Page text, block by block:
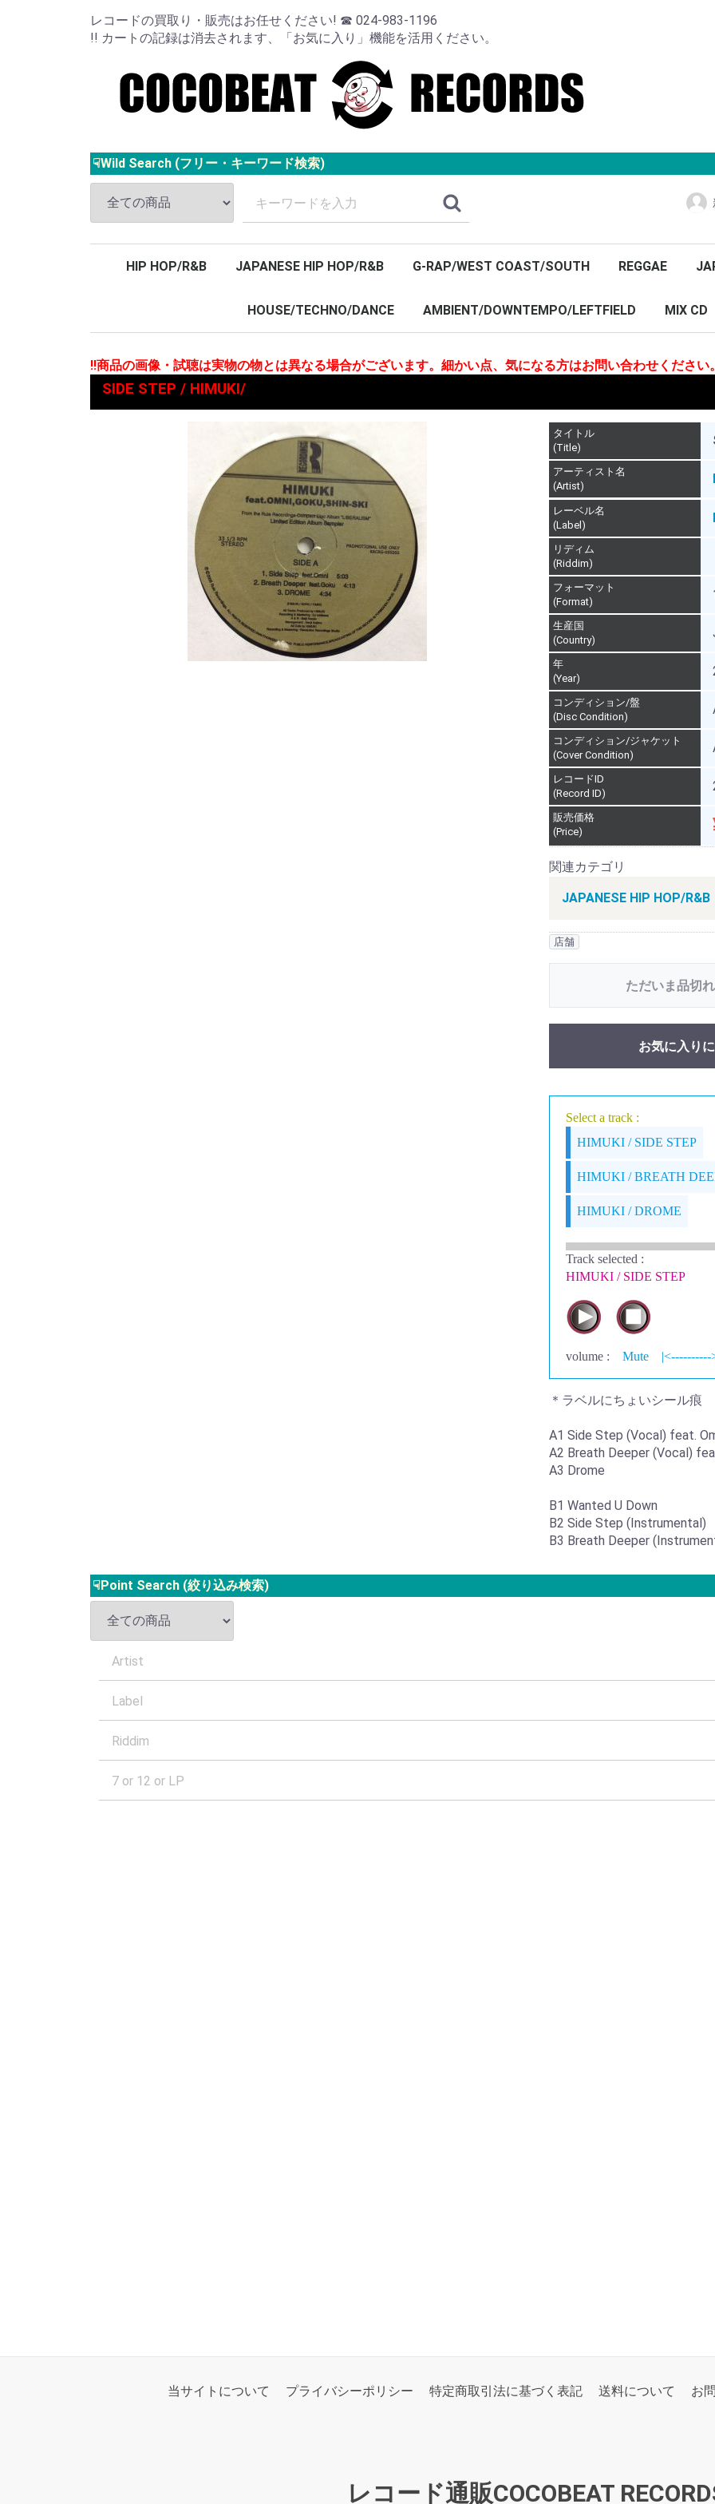
レコードの買取り・販売はお任せください! ☎ 024-983-1196
!! カートの記録は消去されます、「お気に入り」機能を活用ください。
☟Wild Search (フリー・キーワード検索)
HIP HOP/R&B JAPANESE HIP HOP/R&B G-RAP/WEST COAST/SOUTH REGGAE
HOUSE/TECHNO/DANCE AMBIENT/DOWNTEMPO/LEFTFIELD MIX CD
!!商品の画像・試聴は実物の物とは異なる場合がございます。細かい点、気になる方はお問い合わせください。
SIDE STEP / HIMUKI/
タイトル
(Title)
アーティスト名
(Artist)
レーベル名
(Label)
リディム
(Riddim)
フォーマット
(Format)
生産国
(Country)
年
(Year)
コンディション/盤
(Disc Condition)
コンディション/ジャケット
(Cover Condition)
レコードID
(Record ID)
販売価格
(Price)
関連カテゴリ
JAPANESE HIP HOP/R&B
店舗
ただいま品切
お気に入り
Select a track :
HIMUKI / SIDE STEP
HIMUKI / BREATH
HIMUKI / DROME
Track selected :
HIMUKI / SIDE STEP
volume : Mute |<----------
＊ラベルにちょいシール痕
A1 Side Step (Vocal) feat.
A2 Breath Deeper (Vocal)
A3 Drome
B1 Wanted U Down
B2 Side Step (Instrumental)
B3 Breath Deeper
☟Point Search (絞り込み検索)
当サイトについて プライバシーポリシー 特定商取引法に基づく表記 送料について お
レコード通販COCOBEAT